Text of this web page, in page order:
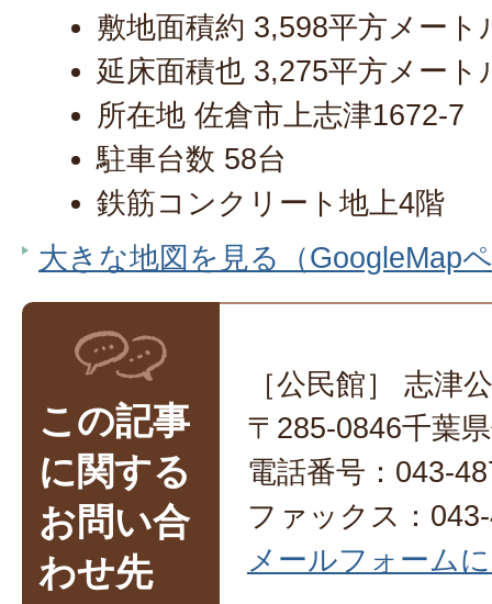
敷地面積約 3,598平方メート
延床面積也 3,275平方メート
所在地 佐倉市上志津1672-7
駐車台数 58台
鉄筋コンクリート地上4階
大きな地図を見る（GoogleMap
この記事
に関する
お問い合
わせ先
［公民館］ 志津
〒285-0846千葉
電話番号：043-
ファックス：
メールフォーム